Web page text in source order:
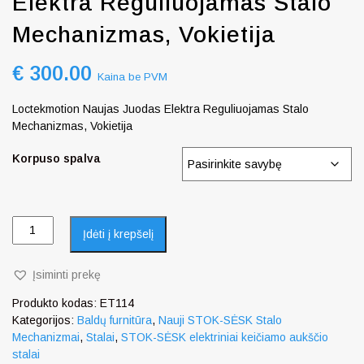
Mechanizmas, Vokietija
€ 300.00 Kaina be PVM
Loctekmotion Naujas Juodas Elektra Reguliuojamas Stalo
Mechanizmas, Vokietija
Korpuso spalva
Įdėti į krepšelį
Įsiminti prekę
Produkto kodas: ET114
Kategorijos: Baldų furnitūra, Nauji STOK-SĖSK Stalo
Mechanizmai, Stalai, STOK-SĖSK elektriniai keičiamo aukščio
stalai